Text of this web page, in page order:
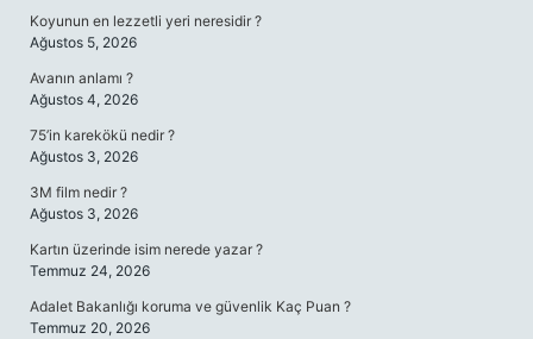
Koyunun en lezzetli yeri neresidir ?
Ağustos 5, 2026
Avanın anlamı ?
Ağustos 4, 2026
75’in karekökü nedir ?
Ağustos 3, 2026
3M film nedir ?
Ağustos 3, 2026
Kartın üzerinde isim nerede yazar ?
Temmuz 24, 2026
Adalet Bakanlığı koruma ve güvenlik Kaç Puan ?
Temmuz 20, 2026